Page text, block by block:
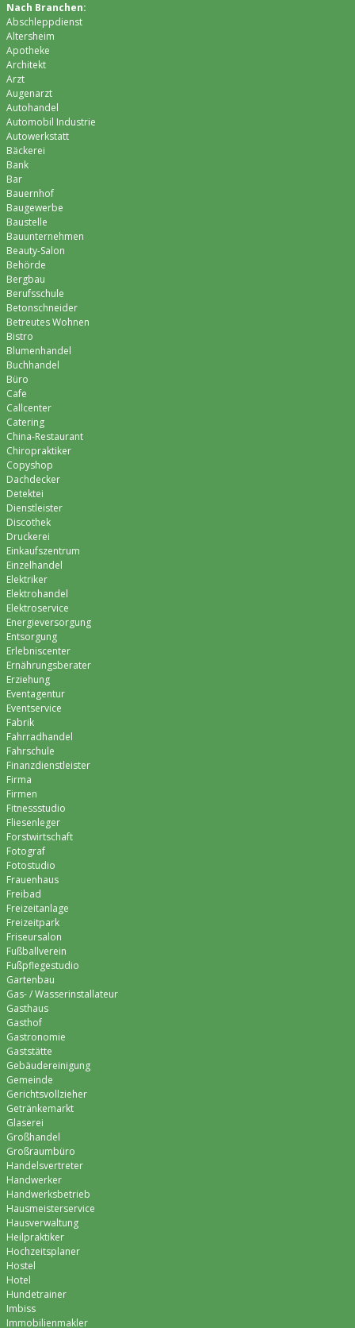
Nach Branchen:
Abschleppdienst
Altersheim
Apotheke
Architekt
Arzt
Augenarzt
Autohandel
Automobil Industrie
Autowerkstatt
Bäckerei
Bank
Bar
Bauernhof
Baugewerbe
Baustelle
Bauunternehmen
Beauty-Salon
Behörde
Bergbau
Berufsschule
Betonschneider
Betreutes Wohnen
Bistro
Blumenhandel
Buchhandel
Büro
Cafe
Callcenter
Catering
China-Restaurant
Chiropraktiker
Copyshop
Dachdecker
Detektei
Dienstleister
Discothek
Druckerei
Einkaufszentrum
Einzelhandel
Elektriker
Elektrohandel
Elektroservice
Energieversorgung
Entsorgung
Erlebniscenter
Ernährungsberater
Erziehung
Eventagentur
Eventservice
Fabrik
Fahrradhandel
Fahrschule
Finanzdienstleister
Firma
Firmen
Fitnessstudio
Fliesenleger
Forstwirtschaft
Fotograf
Fotostudio
Frauenhaus
Freibad
Freizeitanlage
Freizeitpark
Friseursalon
Fußballverein
Fußpflegestudio
Gartenbau
Gas- / Wasserinstallateur
Gasthaus
Gasthof
Gastronomie
Gaststätte
Gebäudereinigung
Gemeinde
Gerichtsvollzieher
Getränkemarkt
Glaserei
Großhandel
Großraumbüro
Handelsvertreter
Handwerker
Handwerksbetrieb
Hausmeisterservice
Hausverwaltung
Heilpraktiker
Hochzeitsplaner
Hostel
Hotel
Hundetrainer
Imbiss
Immobilienmakler